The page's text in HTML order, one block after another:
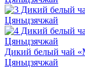
Дикий белый чай
Цяньцзячжай